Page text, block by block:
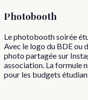
Photobooth
Le photobooth soirée
Avec le logo du BDE ou
photo partagée sur
association. La formule
pour les budgets